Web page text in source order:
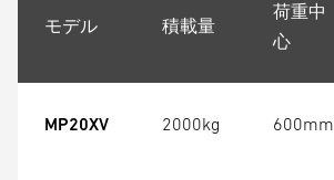
モデル 積載量
荷重中
心
MP20XV 2000kg 600mm